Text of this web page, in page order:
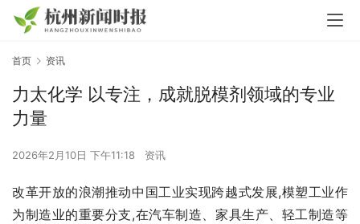
首页 资讯
力太化学 以专注，成就脱模剂领域的专业
力量
2026年2月10日 下午11:18 资讯
改革开放的浪潮推动中国工业实现跨越式发展,模塑工业作
为制造业的重要分支,在汽车制造、家具生产、轻工制造等